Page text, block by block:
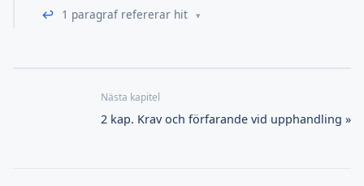
↩ 1 paragraf refererar hit
2 kap. Krav och förfarande vid upphandling »